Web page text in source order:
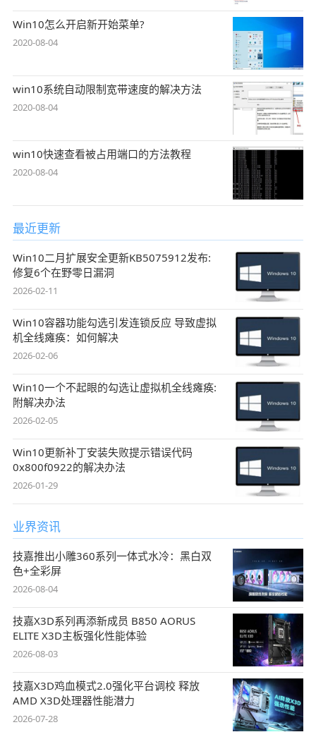
Win10怎么开启新开始菜单?
2020-08-04
win10系统自动限制宽带速度的解决方法
2020-08-04
win10快速查看被占用端口的方法教程
2020-08-04
最近更新
Win10二月扩展安全更新KB5075912发布:
修复6个在野零日漏洞
2026-02-11
Win10容器功能勾选引发连锁反应 导致虚拟
机全线瘫痪：如何解决
2026-02-06
Win10一个不起眼的勾选让虚拟机全线瘫痪:
附解决办法
2026-02-05
Win10更新补丁安装失败提示错误代码
0x800f0922的解决办法
2026-01-29
业界资讯
技嘉推出小雕360系列一体式水冷：黑白双
色+全彩屏
2026-08-04
技嘉X3D系列再添新成员 B850 AORUS
ELITE X3D主板强化性能体验
2026-08-03
技嘉X3D鸡血模式2.0强化平台调校 释放
AMD X3D处理器性能潜力
2026-07-28